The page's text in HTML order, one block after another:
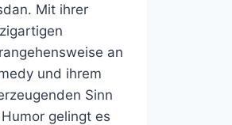
Mit ihrer
an
und ihrem
Sinn
gelingt es